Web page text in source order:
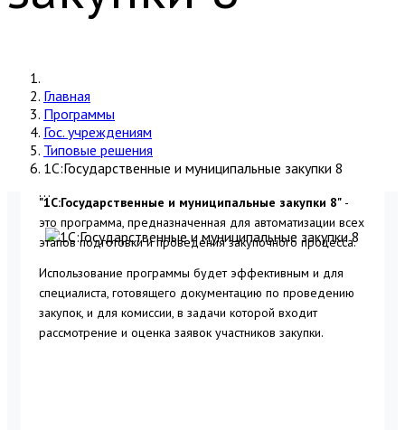
Главная
Программы
Гос. учреждениям
Типовые решения
1С:Государственные и муниципальные закупки 8
...
"1С:Государственные и муниципальные закупки 8" -
это программа, предназначенная для автоматизации всех
этапов подготовки и проведения закупочного процесса.
Использование программы будет эффективным и для
специалиста, готовящего документацию по проведению
закупок, и для комиссии, в задачи которой входит
рассмотрение и оценка заявок участников закупки.